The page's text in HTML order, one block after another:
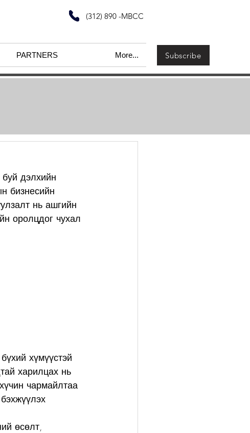
PARTNERS More...
(312) 890 -MBCC
Subscribe
дэлхийн
бизнесийн
нь ашгийн
оролцдог чухал
хүмүүстэй
харилцах нь
чармайлтаа
өсөлт,